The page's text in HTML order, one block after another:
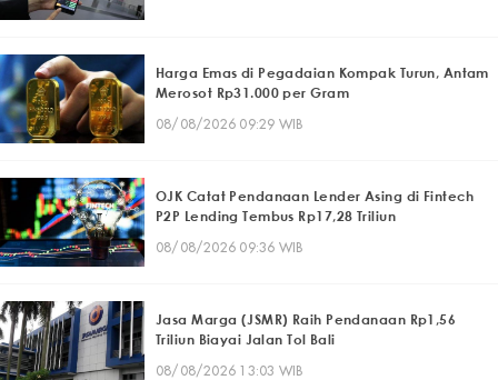
Harga Emas di Pegadaian Kompak Turun, Antam
Merosot Rp31.000 per Gram
08/08/2026 09:29 WIB
OJK Catat Pendanaan Lender Asing di Fintech
P2P Lending Tembus Rp17,28 Triliun
08/08/2026 09:36 WIB
Jasa Marga (JSMR) Raih Pendanaan Rp1,56
Triliun Biayai Jalan Tol Bali
08/08/2026 13:03 WIB